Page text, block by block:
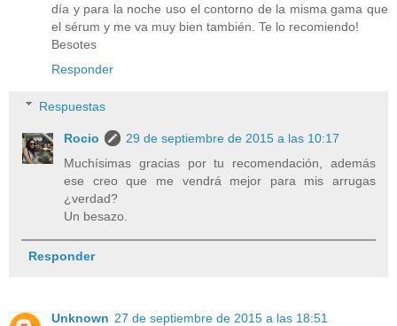
día y para la noche uso el contorno de la misma gama que
el sérum y me va muy bien también. Te lo recomiendo!
Besotes
Responder
Respuestas
Rocio
29 de septiembre de 2015 a las 10:17
Muchísimas gracias por tu recomendación, además
ese creo que me vendrá mejor para mis arrugas
¿verdad?
Un besazo.
Responder
Unknown 27 de septiembre de 2015 a las 18:51